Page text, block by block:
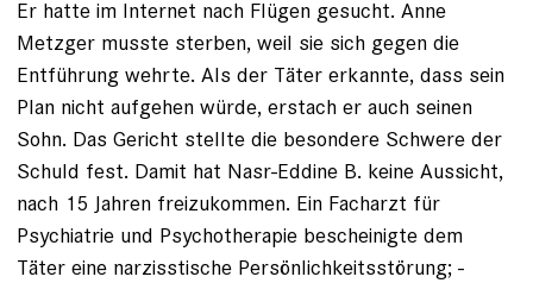
Er hatte im Internet nach ­Flügen gesucht. Anne
Metzger musste sterben, weil sie sich gegen die
Entführung wehrte. Als der Täter erkannte, dass sein
Plan nicht aufgehen ­würde, erstach er auch seinen
Sohn. Das Gericht stellte die ­besondere Schwere der
Schuld fest. Damit hat Nasr-­Eddine B. keine Aussicht,
nach 15 Jahren freizukommen. Ein Facharzt für
Psychiatrie und Psychotherapie be­scheinigte dem
Täter ­eine narzisstische Persönlichkeitsstörung; ­